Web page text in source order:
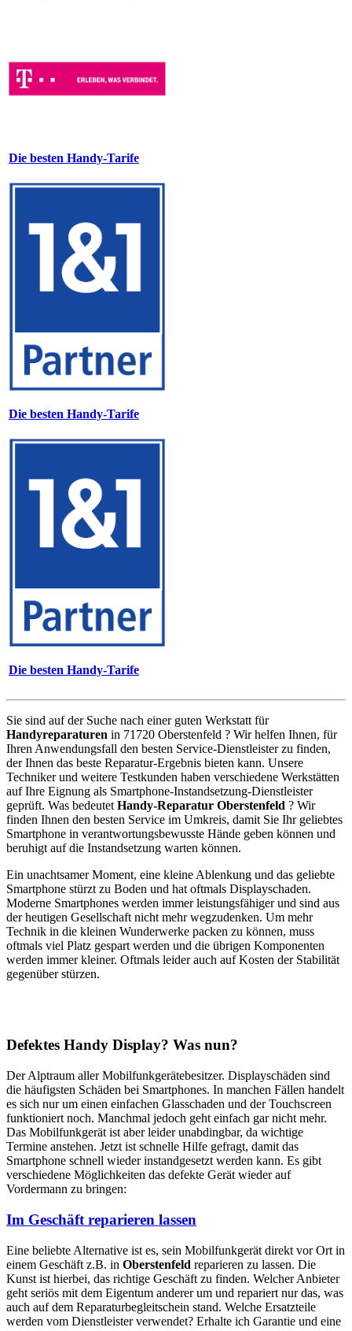
Die besten Handy-Tarife
Die besten Handy-Tarife
Die besten Handy-Tarife
Sie sind auf der Suche nach einer guten Werkstatt für
Handyreparaturen in 71720 Oberstenfeld ? Wir helfen Ihnen, für
Ihren Anwendungsfall den besten Service-Dienstleister zu finden,
der Ihnen das beste Reparatur-Ergebnis bieten kann. Unsere
Techniker und weitere Testkunden haben verschiedene Werkstätten
auf Ihre Eignung als Smartphone-Instandsetzung-Dienstleister
geprüft. Was bedeutet Handy-Reparatur Oberstenfeld ? Wir
finden Ihnen den besten Service im Umkreis, damit Sie Ihr geliebtes
Smartphone in verantwortungsbewusste Hände geben können und
beruhigt auf die Instandsetzung warten können.
Ein unachtsamer Moment, eine kleine Ablenkung und das geliebte
Smartphone stürzt zu Boden und hat oftmals Displayschaden.
Moderne Smartphones werden immer leistungsfähiger und sind aus
der heutigen Gesellschaft nicht mehr wegzudenken. Um mehr
Technik in die kleinen Wunderwerke packen zu können, muss
oftmals viel Platz gespart werden und die übrigen Komponenten
werden immer kleiner. Oftmals leider auch auf Kosten der Stabilität
gegenüber stürzen.
Defektes Handy Display? Was nun?
Der Alptraum aller Mobilfunkgerätebesitzer. Displayschäden sind
die häufigsten Schäden bei Smartphones. In manchen Fällen handelt
es sich nur um einen einfachen Glasschaden und der Touchscreen
funktioniert noch. Manchmal jedoch geht einfach gar nicht mehr.
Das Mobilfunkgerät ist aber leider unabdingbar, da wichtige
Termine anstehen. Jetzt ist schnelle Hilfe gefragt, damit das
Smartphone schnell wieder instandgesetzt werden kann. Es gibt
verschiedene Möglichkeiten das defekte Gerät wieder auf
Vordermann zu bringen:
Im Geschäft reparieren lassen
Eine beliebte Alternative ist es, sein Mobilfunkgerät direkt vor Ort in
einem Geschäft z.B. in Oberstenfeld reparieren zu lassen. Die
Kunst ist hierbei, das richtige Geschäft zu finden. Welcher Anbieter
geht seriös mit dem Eigentum anderer um und repariert nur das, was
auch auf dem Reparaturbegleitschein stand. Welche Ersatzteile
werden vom Dienstleister verwendet? Erhalte ich Garantie und eine